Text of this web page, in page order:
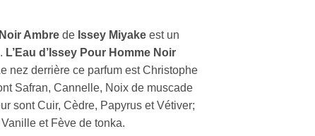
Ambre de Issey Miyake est un
L’Eau d’Issey Pour Homme Noir
nez derrière ce parfum est Christophe
Safran, Cannelle, Noix de muscade
sont Cuir, Cèdre, Papyrus et Vétiver;
et Fève de tonka.